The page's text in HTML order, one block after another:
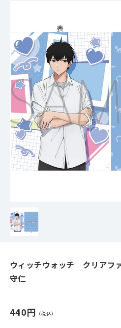
ウィッチウォッチ クリアフ
守仁
440円